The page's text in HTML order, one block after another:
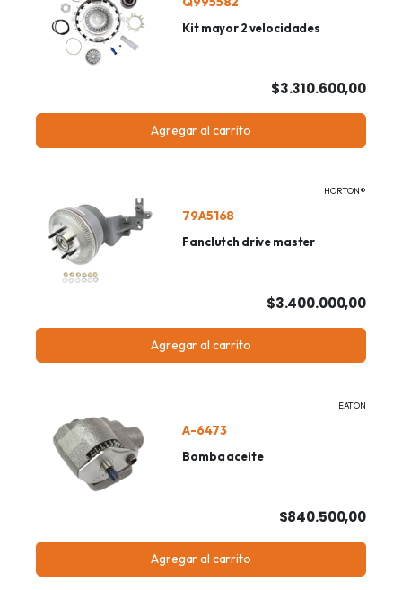
Kit mayor 2 velocidades
$3.310.600,00
Agregar al carrito
HORTON®
79A5168
Fanclutch drive master
$3.400.000,00
Agregar al carrito
EATON
A-6473
Bomba aceite
$840.500,00
Agregar al carrito